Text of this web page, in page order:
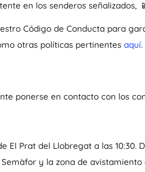
en los senderos señalizados,
Código de Conducta para
otras políticas pertinentes aquí.
ponerse en contacto con los
Prat del Llobregat a las 10:30.
y la zona de avistamiento